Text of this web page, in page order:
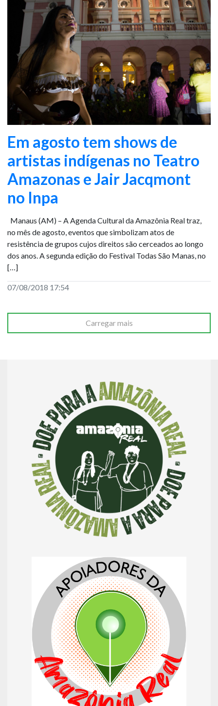
Em agosto tem shows de
artistas indígenas no Teatro
Amazonas e Jair Jacqmont
no Inpa
Manaus (AM) – A Agenda Cultural da Amazônia Real traz,
no mês de agosto, eventos que simbolizam atos de
resistência de grupos cujos direitos são cerceados ao longo
dos anos. A segunda edição do Festival Todas São Manas, no
[…]
07/08/2018 17:54
Carregar mais